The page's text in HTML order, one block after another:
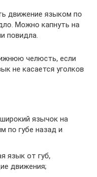
движение языком по
Можно капнуть на
повидла.
челюсть, если
не касается уголков
язычок на
по губе назад и
язык от губ,
движения;